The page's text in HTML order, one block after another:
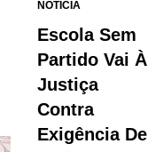
NOTÍCIA
Escola Sem
Partido Vai À
Justiça
Contra
Exigência De